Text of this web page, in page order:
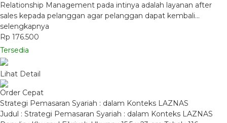
Relationship Management pada intinya adalah layanan after
sales kepada pelanggan agar pelanggan dapat kembali…
selengkapnya
Rp 176.500
Tersedia
Lihat Detail
Order Cepat
Strategi Pemasaran Syariah : dalam Konteks LAZNAS
Judul : Strategi Pemasaran Syariah : dalam Konteks LAZNAS